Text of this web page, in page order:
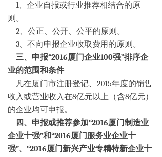
1、企业自报或行业推荐相结合的原
则。
2、公正、公开、公平的原则。
3、不向申报企业收取费用的原则。
三、申报“2016厦门企业100强”排序企
业的范围和条件
凡在厦门市注册登记、2015年度的销售
收入或营业收入在8亿元以上（含8亿元）
的企业均可申报。
四、申报或推荐参加“2016厦门制造业
企业十强”和“2016厦门服务业企业十
强”、“2016厦门新兴产业专精特新企业十